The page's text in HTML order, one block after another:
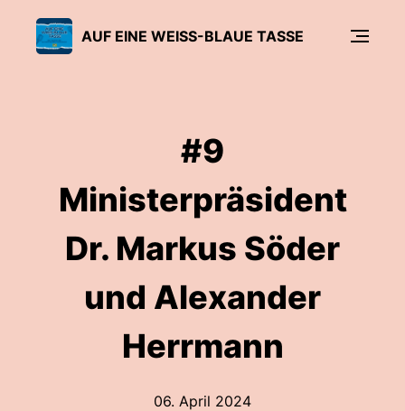
AUF EINE WEISS-BLAUE TASSE
#9
Ministerpräsident
Dr. Markus Söder
und Alexander
Herrmann
06. April 2024